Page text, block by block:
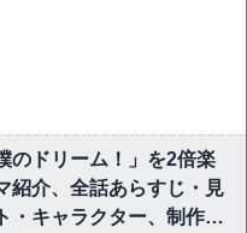
のドリーム！」を2倍楽
紹介、全話あらすじ・見
・キャラクター、制作発